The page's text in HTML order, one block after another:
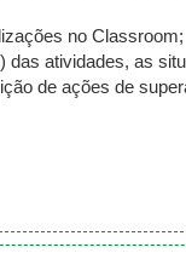
no Classroom;
atividades, as
de ações de